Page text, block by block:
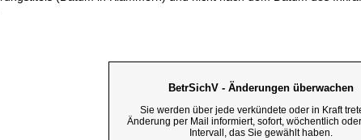
BetrSichV - Änderungen überwachen
Sie werden über jede verkündete oder in Kraft
Änderung per Mail informiert, sofort, wöchentlich
Intervall, das Sie gewählt haben.